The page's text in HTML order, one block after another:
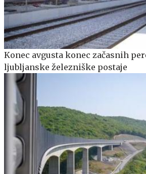
Konec avgusta konec začasnih
ljubljanske železniške postaje